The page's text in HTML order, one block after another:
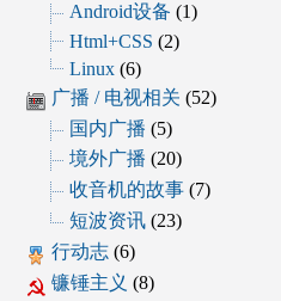
Android设备 (1)
Html+CSS (2)
Linux(6)
广播 / 电视相关 (52)
国内广播 (5)
境外广播 (20)
收音机的故事(7)
短波资讯(23)
行动志(6)
镰锤主义 (8)